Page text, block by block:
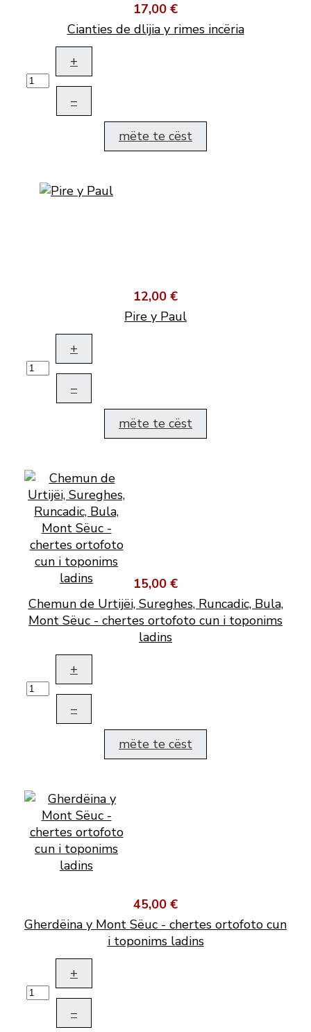
17,00 €
Cianties de dlijia y rimes incëria
+
–
mëte te cëst
12,00 €
Pire y Paul
+
–
mëte te cëst
15,00 €
Chemun de Urtijëi, Sureghes, Runcadic, Bula,
Mont Sëuc - chertes ortofoto cun i toponims
ladins
+
–
mëte te cëst
45,00 €
Gherdëina y Mont Sëuc - chertes ortofoto cun
i toponims ladins
+
–